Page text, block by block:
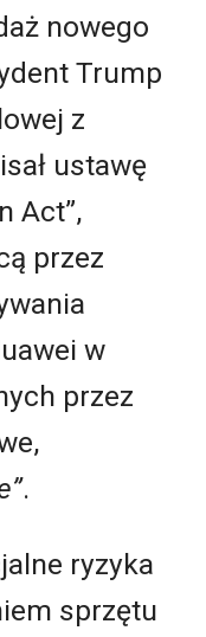
nowego
Trump
z
ustawę
Act”,
przez
w
przez
.
ryzyka
sprzętu